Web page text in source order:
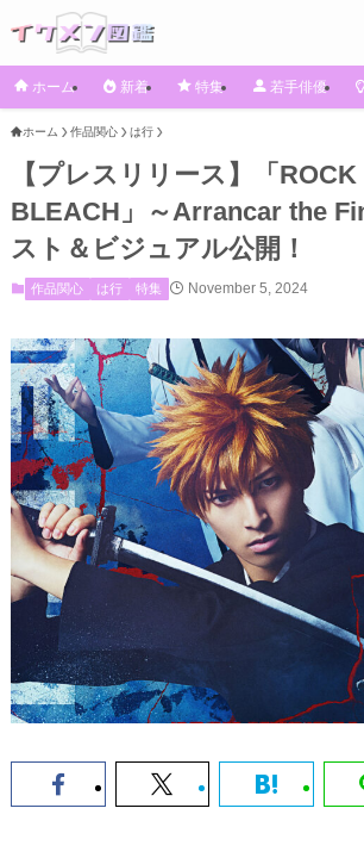
ホーム 新着 特集 若手俳優
ホーム 作品関心 は行
【プレスリリース】「
BLEACH」～Arrancar the
スト＆ビジュアル公開！
作品関心 は行 特集 November 5, 2024